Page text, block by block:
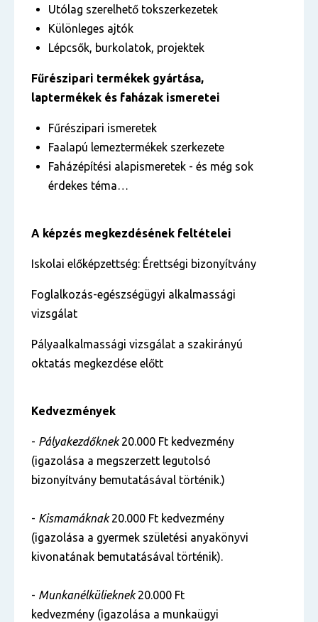
Utólag szerelhető tokszerkezetek
Különleges ajtók
Lépcsők, burkolatok, projektek
Fűrészipari termékek gyártása,
laptermékek és faházak ismeretei
Fűrészipari ismeretek
Faalapú lemeztermékek szerkezete
Faházépítési alapismeretek - és még sok
érdekes téma…
A képzés megkezdésének feltételei
Iskolai előképzettség: Érettségi bizonyítvány
Foglalkozás-egészségügyi alkalmassági
vizsgálat
Pályaalkalmassági vizsgálat a szakirányú
oktatás megkezdése előtt
Kedvezmények
- Pályakezdőknek20.000 Ft kedvezmény
(igazolása a megszerzett legutolsó
bizonyítvány bemutatásával történik.)
- Kismamáknak20.000 Ft kedvezmény
(igazolása a gyermek születési anyakönyvi
kivonatának bemutatásával történik).
- Munkanélkülieknek20.000 Ft
kedvezmény (igazolása a munkaügyi